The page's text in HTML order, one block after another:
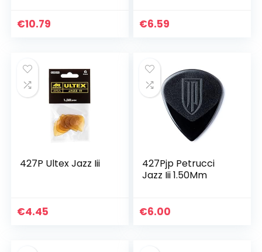
Vingertop
€10.79 €6.59
427P Ultex Jazz Iii
€4.45
427Pjp Petrucci
Jazz Iii 1.50Mm
€6.00